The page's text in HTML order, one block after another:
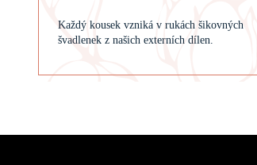
Každý kousek vzniká v rukách šikovných
švadlenek z našich externích dílen.